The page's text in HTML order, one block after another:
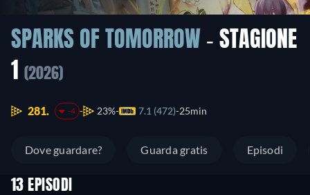
SPARKS OF TOMORROW - STAGIONE
1
(2026)
281. -4 23% 7.1 (472) 25min
Dove guardare? Guarda gratis Episodi
13 EPISODI